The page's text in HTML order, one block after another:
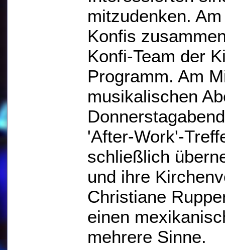
mitzudenken.
Konfis
Konfi-Team der
Programm. Am
musikalischen
'After-Work'-
schließlich
und ihre
Christiane
einen
mehrere Sinne.